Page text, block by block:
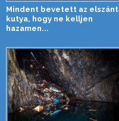
Mindent bevetett az elszánt
kutya, hogy ne kelljen
hazamen...